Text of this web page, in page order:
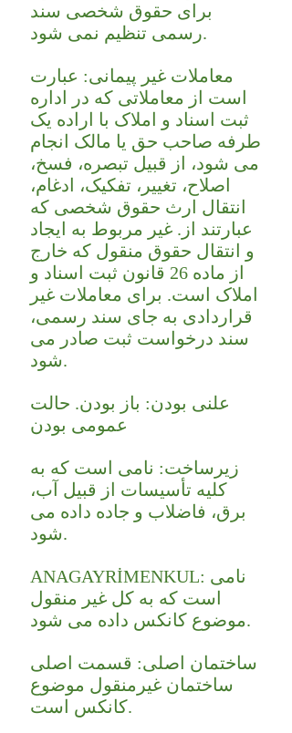
برای حقوق شخصی سند
رسمی تنظیم نمی شود.
معاملات غیر پیمانی: عبارت
است از معاملاتی که در اداره
ثبت اسناد و املاک با اراده یک
طرفه صاحب حق یا مالک انجام
می شود، از قبیل تبصره، فسخ،
اصلاح، تغییر، تفکیک، ادغام،
انتقال ارث حقوق شخصی که
عبارتند از. غیر مربوط به ایجاد
و انتقال حقوق منقول که خارج
از ماده 26 قانون ثبت اسناد و
املاک است. برای معاملات غیر
قراردادی به جای سند رسمی،
سند درخواست ثبت صادر می
شود.
علنی بودن: باز بودن. حالت
عمومی بودن
زیرساخت: نامی است که به
کلیه تأسیسات از قبیل آب،
برق، فاضلاب و جاده داده می
شود.
ANAGAYRİMENKUL: نامی
است که به کل غیر منقول
موضوع کانکس داده می شود.
ساختمان اصلی: قسمت اصلی
ساختمان غیرمنقول موضوع
کانکس است.